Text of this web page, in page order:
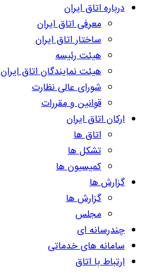
درباره اتاق ایران
معرفی اتاق ایران
ساختار اتاق ایران
هیئت رئیسه
هیئت نمایندگان اتاق ایران
شورای عالی نظارت
قوانین و مقررات
ارکان اتاق ایران
اتاق ها
تشکل ها
کمیسیون ها
گزارش ها
گزارش ها
مجلس
چندرسانه ای
سامانه های خدماتی
ارتباط با اتاق